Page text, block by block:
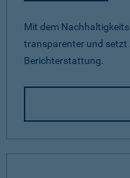
Mit dem
transparenter und setzt
Berichterstattung.